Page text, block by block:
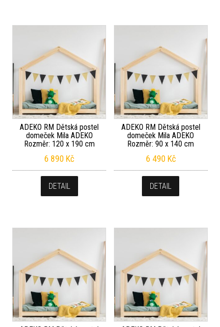
ADEKO RM Dětská postel
domeček Mila ADEKO
Rozměr: 120 x 190 cm
6 890 Kč
DETAIL
ADEKO RM Dětská postel
domeček Mila ADEKO
Rozměr: 90 x 140 cm
6 490 Kč
DETAIL